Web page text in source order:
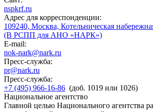
nspkrf.ru
Адрес для корреспонденции:
109240, Москва, Котельническая
(В РСПП для АНО «НАРК»)
E-mail:
nok-nark@nark.ru
Пресс-служба:
pr@nark.ru
Пресс-служба:
+7 (495) 966-16-86 (доб. 1019 или 1026)
Национальное агентство
Главной целью Национального агентства